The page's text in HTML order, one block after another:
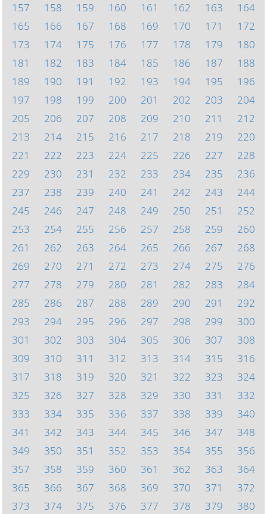
157
158 159 160 161 162 163
164
165
166 167 168 169 170 171
172
173
174 175 176 177 178 179
180
181
182 183 184 185 186 187
188
189
190 191 192 193 194 195
196
197
198 199 200 201 202 203
204
205
206 207 208 209 210 211
212
213
214 215 216 217 218 219
220
221
222 223 224 225 226 227
228
229
230 231 232 233 234 235
236
237
238 239 240 241 242 243
244
245
246 247 248 249 250 251
252
253
254 255 256 257 258 259
260
261
262 263 264 265 266 267
268
269
270 271 272 273 274 275
276
277
278 279 280 281 282 283
284
285
286 287 288 289 290 291
292
293
294 295 296 297 298 299
300
301
302 303 304 305 306 307
308
309
310 311 312 313 314 315
316
317
318 319 320 321 322 323
324
325
326 327 328 329 330 331
332
333
334 335 336 337 338 339
340
341
342 343 344 345 346 347
348
349
350 351 352 353 354 355
356
357
358 359 360 361 362 363
364
365
366 367 368 369 370 371
372
373
374 375 376 377 378 379 380